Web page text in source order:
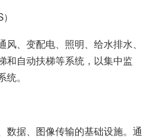
、 变配电、照明、给水排水、
和自动扶梯等系统，以集中监
。
数据、图像传输的基础设施。通